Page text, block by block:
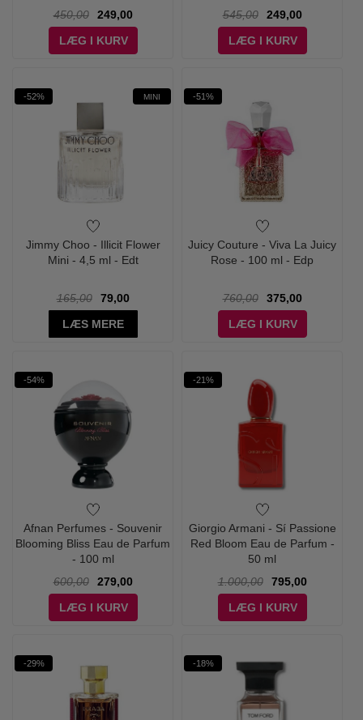
450,00
249,00
LÆG I KURV
545,00
249,00
LÆG I KURV
-52% MINI
Jimmy Choo - Illicit Flower
Mini - 4,5 ml - Edt
165,00
79,00
LÆS MERE
-51%
Juicy Couture - Viva La Juicy
Rose - 100 ml - Edp
760,00
375,00
LÆG I KURV
-54%
Afnan Perfumes - Souvenir
Blooming Bliss Eau de Parfum
- 100 ml
600,00
279,00
LÆG I KURV
-21%
Giorgio Armani - Sí Passione
Red Bloom Eau de Parfum -
50 ml
1.000,00
795,00
LÆG I KURV
-29% -18%